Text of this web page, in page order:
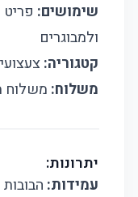
שימושים:
ולמבוגרים
קטגוריה:
משלוח: משלוח
יתרונות:
עמידות: